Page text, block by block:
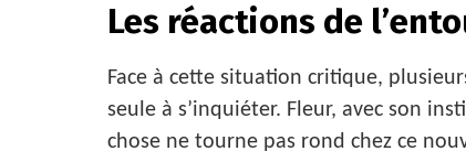
Les réactions de
Face à cette situation critique,
seule à s’inquiéter. Fleur, avec son
chose ne tourne pas rond chez ce